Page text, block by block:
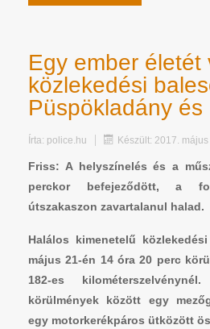
Egy ember életét
közlekedési
Püspökladány
Írta: police.hu Készült: 2017. május
Friss: A helyszínelés és a
perckor befejeződött, a
útszakaszon zavartalanul halad.
Halálos kimenetelű
május 21-én 14 óra 20 perc
182-es
körülmények között egy
egy motorkerékpáros ütközött